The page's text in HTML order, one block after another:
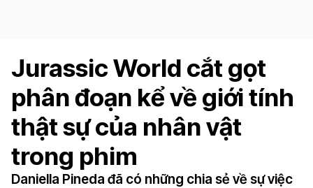
Jurassic World cắt gọt
phân đoạn kể về giới tính
thật sự của nhân vật
trong phim
Daniella Pineda đã có những chia sẻ về sự việc